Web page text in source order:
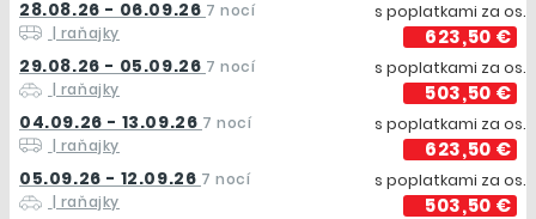
28.08.26 - 06.09.26 7 nocí
| raňajky
s poplatkami za os.
623,50 €
29.08.26 - 05.09.26 7 nocí
| raňajky
s poplatkami za os.
503,50 €
04.09.26 - 13.09.26 7 nocí
| raňajky
s poplatkami za os.
623,50 €
05.09.26 - 12.09.26 7 nocí
| raňajky
s poplatkami za os.
503,50 €